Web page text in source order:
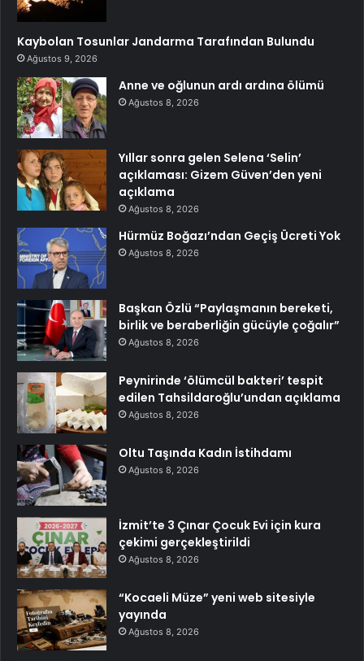
Kaybolan Tosunlar Jandarma Tarafından Bulundu
Ağustos 9, 2026
Anne ve oğlunun ardı ardına ölümü
Ağustos 8, 2026
Yıllar sonra gelen Selena ‘Selin’
açıklaması: Gizem Güven’den yeni
açıklama
Ağustos 8, 2026
Hürmüz Boğazı’ndan Geçiş Ücreti Yok
Ağustos 8, 2026
Başkan Özlü “Paylaşmanın bereketi,
birlik ve beraberliğin gücüyle çoğalır”
Ağustos 8, 2026
Peynirinde ‘ölümcül bakteri’ tespit
edilen Tahsildaroğlu’undan açıklama
Ağustos 8, 2026
Oltu Taşında Kadın İstihdamı
Ağustos 8, 2026
İzmit’te 3 Çınar Çocuk Evi için kura
çekimi gerçekleştirildi
Ağustos 8, 2026
“Kocaeli Müze” yeni web sitesiyle
yayında
Ağustos 8, 2026